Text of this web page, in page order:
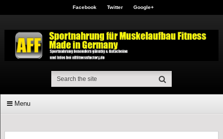
Facebook Twitter Google+
Menu